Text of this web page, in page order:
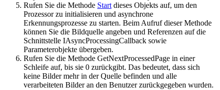
Rufen Sie die Methode Startdieses Objekts auf, um den
Prozessor zu initialisieren und asynchrone
Erkennungsprozesse zu starten. Beim Aufruf dieser Methode
können Sie die Bildquelle angeben und Referenzen auf die
Schnittstelle IAsyncProcessingCallback sowie
Parameterobjekte übergeben.
Rufen Sie die Methode GetNextProcessedPage in einer
Schleife auf, bis sie 0 zurückgibt. Das bedeutet, dass sich
keine Bilder mehr in der Quelle befinden und alle
verarbeiteten Bilder an den Benutzer zurückgegeben wurden.